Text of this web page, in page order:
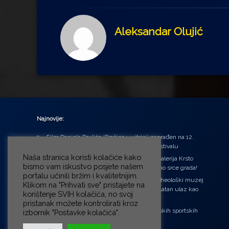
Aleksandar Olujić
Najnovije:
Film Daniela Pavlića ‘Prašina u vitrini’ nagrađen na 12.
Green Montenegro International Film Festivalu
U središtu Petrinje otvorena obnovljena Galerija Krsto
Hegedušić: Kultura vraćena kući, u samo srce grada!
Od petka do nedjelje (31.7. – 2.8.2026.) Arheološki muzej
u Zagrebu otvara vrata građanima: Besplatan ulaz kao
zaklon od toplinskog vala
‘Ni med cvetjem ni pravice’ na Aleji hrvatskih sportskih
Naša stranica koristi kolačiće kako
bismo vam iskustvo posjete našem
portalu učinili bržim i kvalitetnijim.
Klikom na "Prihvati sve" pristajete na
korištenje SVIH kolačića, no svoj
pristanak možete kontrolirati kroz
izbornik "Postavke kolačića".